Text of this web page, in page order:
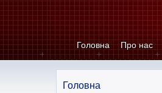
Головна Про нас
Головна